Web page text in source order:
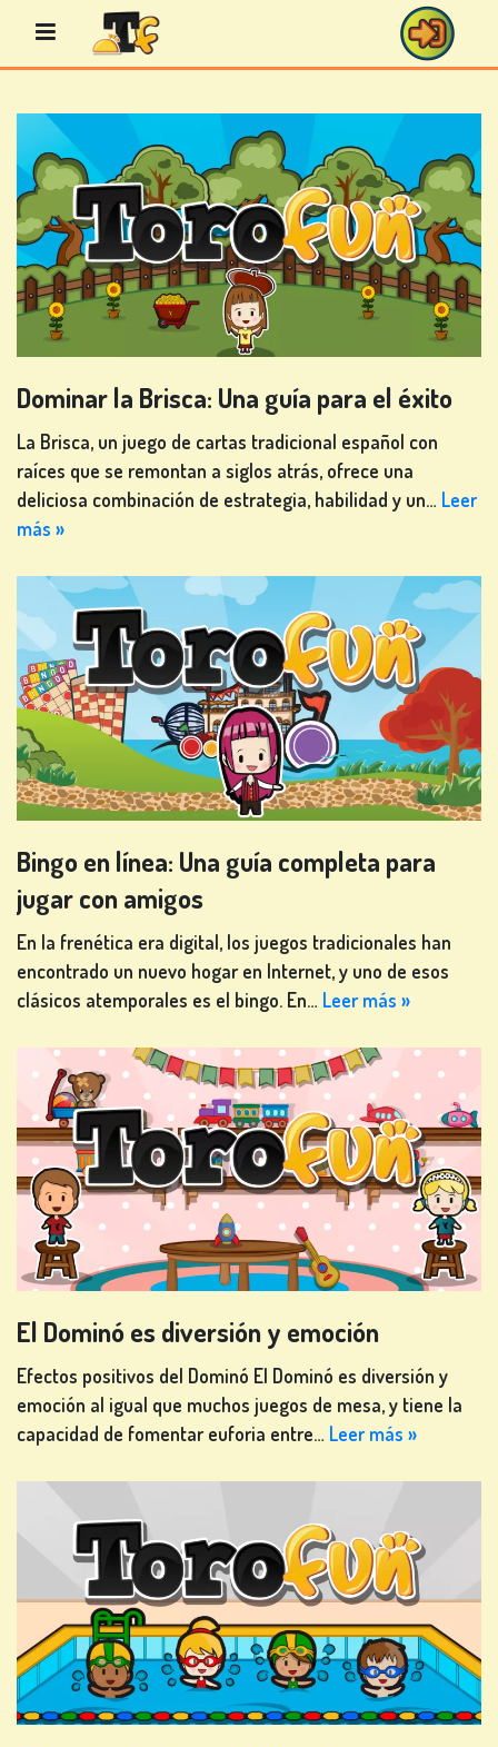
JUEGOS
DE
BINGO
DE
CASINO
CARTAS
JUEGOS
DE
LOTERÍA
JUEGOS
DE
MESA
OTROS
JUEGOS
JUEGOS
PÓKER
JUEGOS DE
REGÍSTRATE
CONÉCTATE
Saltar
contenido
Dominar la Brisca: Una guía para el éxito
La Brisca, un juego de cartas tradicional español con
raíces que se remontan a siglos atrás, ofrece una
deliciosa combinación de estrategia, habilidad y un… Leer
más »
Bingo en línea: Una guía completa para
jugar con amigos
En la frenética era digital, los juegos tradicionales han
encontrado un nuevo hogar en Internet, y uno de esos
clásicos atemporales es el bingo. En… Leer más »
El Dominó es diversión y emoción
Efectos positivos del Dominó El Dominó es diversión y
emoción al igual que muchos juegos de mesa, y tiene la
capacidad de fomentar euforia entre… Leer más »